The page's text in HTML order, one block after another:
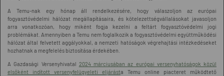
A Temu-nak egy hónap áll rendelkezésére, hogy válaszoljon az európai
fogyasztóvédelmi hálózat megállapításaira, és kötelezettségvállalásokat javasoljon
arra vonatkozóan, hogy miként fogja kezelni a feltárt fogyasztóvédelmi jogi
problémákat. Amennyiben a Temu nem foglalkozik a fogyasztóvédelmi együttműködési
hálózat által felvetett aggályokkal, a nemzeti hatóságok végrehajtási intézkedéseket
hozhatnak a megfelelés biztosítása érdekében.
A Gazdasági Versenyhivatal 2024 márciusában az európai versenyhatóságok közül
elsőként indított versenyfelügyeleti eljárásta Temu online piacteret működtető